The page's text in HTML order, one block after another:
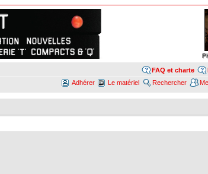
FAQ et charte
Rechercher
Le matériel
Adhérer